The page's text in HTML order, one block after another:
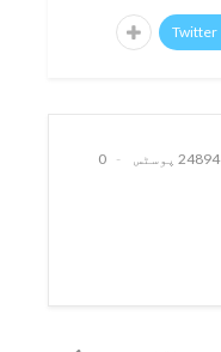
Twitter
24894 پوسٹس
0